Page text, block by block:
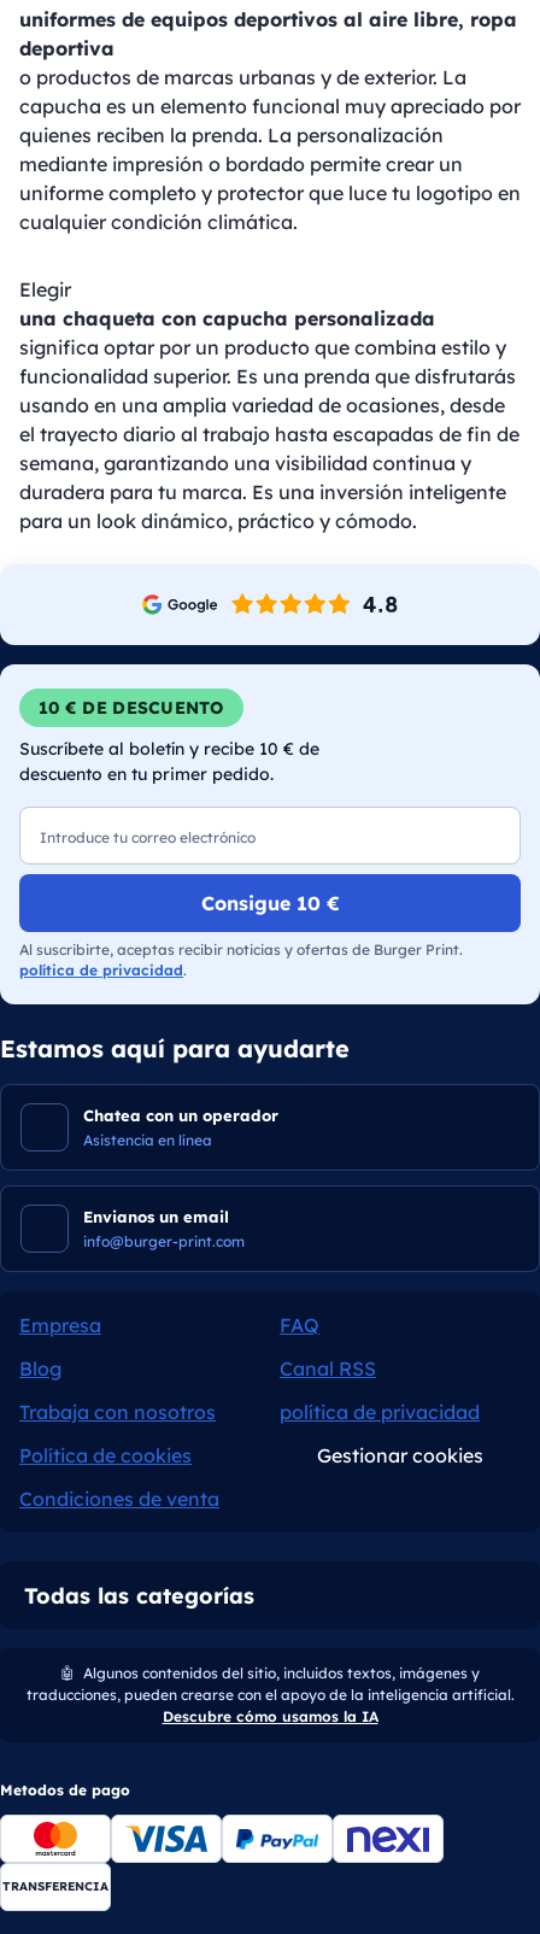
uniformes de equipos deportivos al aire libre, ropa
deportiva
o productos de marcas urbanas y de exterior. La
capucha es un elemento funcional muy apreciado por
quienes reciben la prenda. La personalización
mediante impresión o bordado permite crear un
uniforme completo y protector que luce tu logotipo en
cualquier condición climática.
Elegir
una chaqueta con capucha personalizada
significa optar por un producto que combina estilo y
funcionalidad superior. Es una prenda que disfrutarás
usando en una amplia variedad de ocasiones, desde
el trayecto diario al trabajo hasta escapadas de fin de
semana, garantizando una visibilidad continua y
duradera para tu marca. Es una inversión inteligente
para un look dinámico, práctico y cómodo.
10 € DE DESCUENTO
Suscríbete al boletín y recibe 10 € de
descuento en tu primer pedido.
Consigue 10 €
Al suscribirte, aceptas recibir noticias y ofertas de Burger Print.
política de privacidad.
Estamos aquí para ayudarte
Chatea con un operador
Asistencia en línea
Envianos un email
info@burger-print.com
Empresa
FAQ
Blog
Canal RSS
Trabaja con nosotros
política de privacidad
Política de cookies
Gestionar cookies
Condiciones de venta
Todas las categorías
🤖 Algunos contenidos del sitio, incluidos textos, imágenes y
traducciones, pueden crearse con el apoyo de la inteligencia artificial.
Descubre cómo usamos la IA
Metodos de pago
TRANSFERENCIA